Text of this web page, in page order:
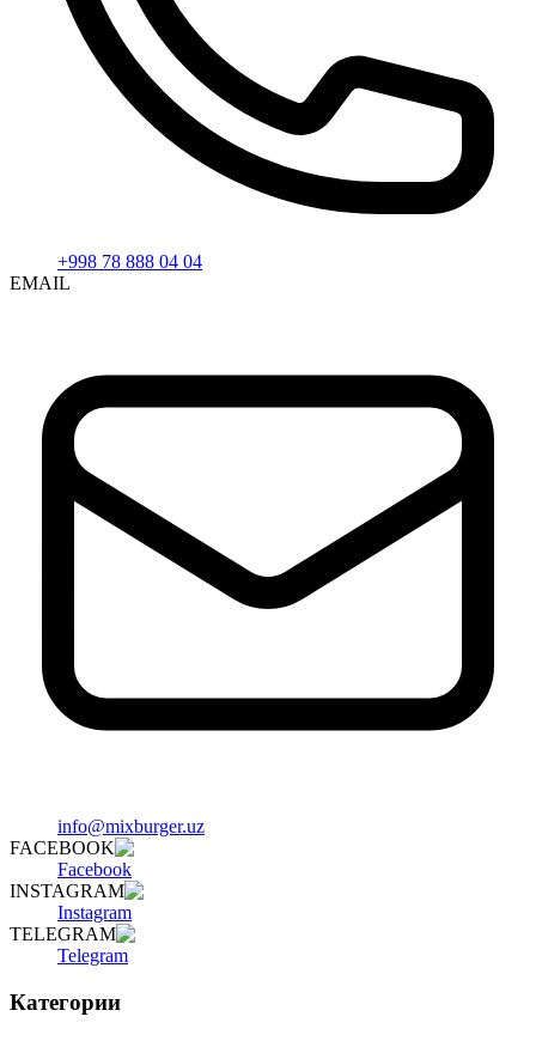
+998 78 888 04 04
EMAIL
info@mixburger.uz
FACEBOOK
Facebook
INSTAGRAM
Instagram
TELEGRAM
Telegram
Категории